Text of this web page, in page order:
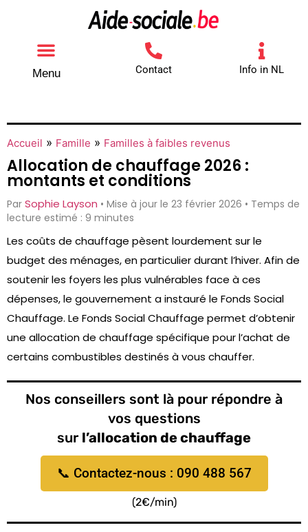
Menu Contact Info in NL
Accueil » Famille » Familles à faibles revenus
Allocation de chauffage 2026 :
montants et conditions
Par Sophie Layson • Mise à jour le 23 février 2026 • Temps de
lecture estimé : 9 minutes
Les coûts de chauffage pèsent lourdement sur le
budget des ménages, en particulier durant l’hiver. Afin de
soutenir les foyers les plus vulnérables face à ces
dépenses, le gouvernement a instauré le Fonds Social
Chauffage. Le Fonds Social Chauffage permet d’obtenir
une allocation de chauffage spécifique pour l’achat de
certains combustibles destinés à vous chauffer.
Nos conseillers sont là pour répondre à
vos questions
sur l’allocation de chauffage
📞 Contactez-nous : 090 488 567
(2€/min)